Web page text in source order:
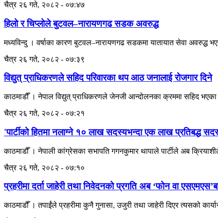
चैत्र २६ गते, २०८२ - ०७:४७
हिलो र चिप्लोले बुटवल–नारायणगढ सडक अवरुद्ध
मध्यविन्दु । वर्षाका कारण बुटवल–नारायणगढ सडकमा यातायात सेवा अवरुद्ध
चैत्र २६ गते, २०८२ - ०७:३९
विद्युत् प्राधिकरणले सहिद परिवारका थप आठ जनालाई रोजगार दिने
काठमाडौँ । नेपाल विद्युत् प्राधिकरणले जेनजी आन्दोलनका क्रममा सहिद
चैत्र २६ गते, २०८२ - ०७:२१
'पार्टीको हितमा नलाग्ने १० लाख सदस्यभन्दा एक लाख प्रतिबद्ध
काठमाडौँ । नेपाली कांग्रेसका सभापति गगनकुमार थापाले पार्टीले अब
चैत्र २६ गते, २०८२ - ०७:१०
प्रहरीमा दर्ता जाहेरी तथा निवेदनको प्रगति अब ‘फोन वा
काठमाडौँ । तपाईंले प्रहरीमा कुनै गुनासा, उजुरी तथा जाहेरी दिएर त्यसको